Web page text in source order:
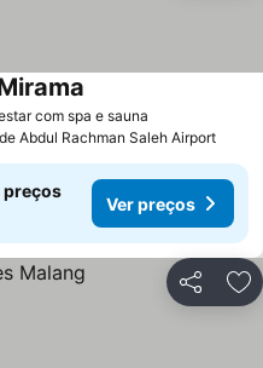
com spa e sauna
Abdul Rachman Saleh Airport
preços
Ver preços
Partilhar